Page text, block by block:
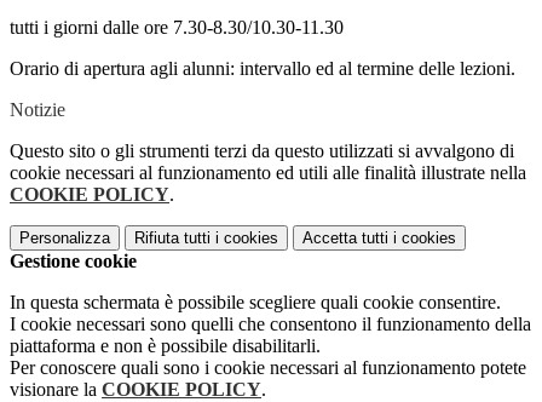
tutti i giorni dalle ore 7.30-8.30/10.30-11.30
Orario di apertura agli alunni: intervallo ed al termine delle lezioni.
Notizie
Questo sito o gli strumenti terzi da questo utilizzati si avvalgono di
cookie necessari al funzionamento ed utili alle finalità illustrate nella
COOKIE POLICY.
Personalizza Rifiuta tutti i cookies Accetta tutti i cookies
Gestione cookie
In questa schermata è possibile scegliere quali cookie consentire.
I cookie necessari sono quelli che consentono il funzionamento della
piattaforma e non è possibile disabilitarli.
Per conoscere quali sono i cookie necessari al funzionamento potete
visionare la COOKIE POLICY.